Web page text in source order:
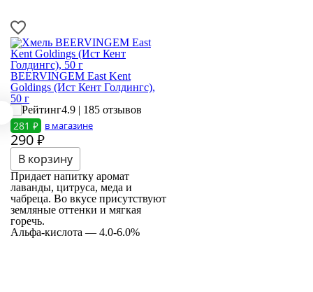
BEERVINGEM East Kent
Goldings (Ист Кент Голдингс),
50 г
4.9 | 185 отзывов
281 ₽ в магазине
290₽
Придает напитку аромат
лаванды, цитруса, меда и
чабреца. Во вкусе присутствуют
земляные оттенки и мягкая
горечь.
Альфа-кислота — 4.0-6.0%